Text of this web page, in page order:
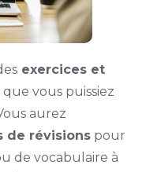
exercices et
vous puissiez
aurez
de révisionspour
de vocabulaire à